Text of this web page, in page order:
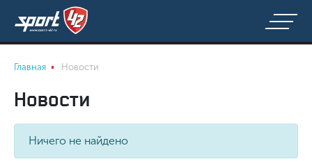
Главная Новости
Новости
Ничего не найдено